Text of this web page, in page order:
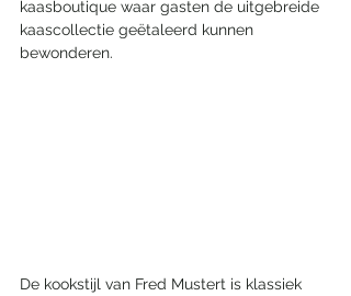
kaasboutique waar gasten de uitgebreide
kaascollectie geëtaleerd kunnen
bewonderen.
De kookstijl van Fred Mustert is klassiek